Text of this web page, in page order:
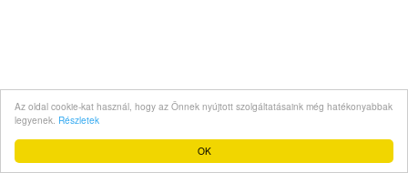
OK
Az oldal cookie-kat használ, hogy az Önnek nyújtott szolgáltatásaink még hatékonyabbak
legyenek. Részletek